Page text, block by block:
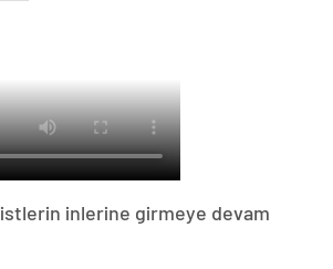
inlerine girmeye devam